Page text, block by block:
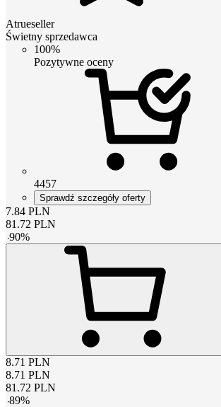
Atrueseller
Świetny sprzedawca
100%
Pozytywne oceny
4457
Sprawdź szczegóły oferty
7.84 PLN
81.72 PLN
-90%
8.71 PLN
8.71 PLN
81.72 PLN
-89%